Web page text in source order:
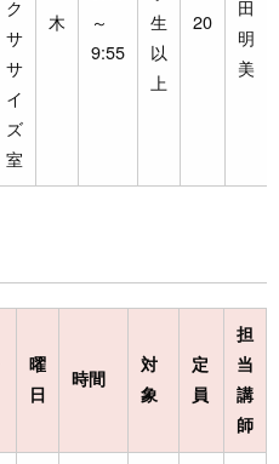
ク
サ
サ
イ
ズ
室
木
～
9:55
生
以
上
20
田
明
美
曜
日
時間
対
象
定
員
担
当
講
師